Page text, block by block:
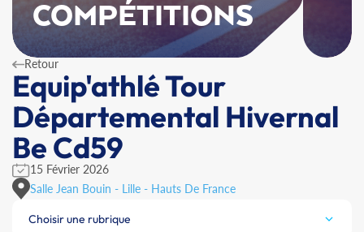
COMPÉTITIONS
Retour
Equip'athlé Tour
Départemental Hivernal
Be Cd59
15 Février 2026
Salle Jean Bouin - Lille - Hauts De France
Choisir une rubrique